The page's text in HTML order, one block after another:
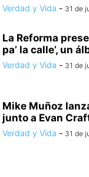
Verdad y Vida - 31 de
La Reforma
pa’ la calle’, un
Verdad y Vida - 31 de
Mike Muñoz
junto a Evan
Verdad y Vida - 31 de